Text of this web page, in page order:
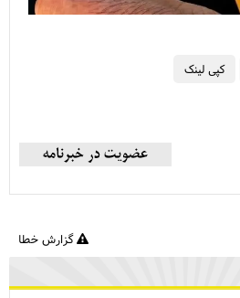
کپی لینک
گزارش خطا